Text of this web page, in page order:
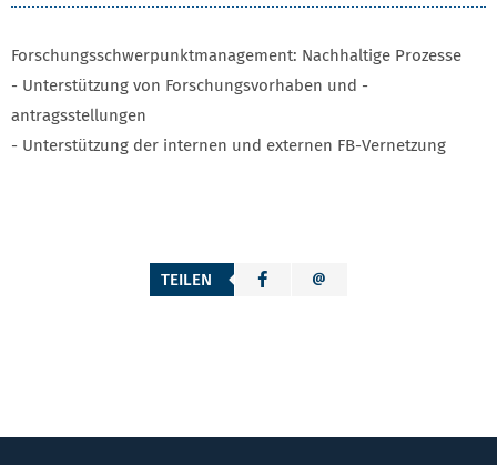
Forschungsschwerpunktmanagement: Nachhaltige Prozesse
- Unterstützung von Forschungsvorhaben und -
antragsstellungen
- Unterstützung der internen und externen FB-Vernetzung
TEILEN